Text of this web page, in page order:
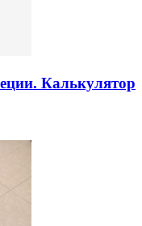
Калькулятор